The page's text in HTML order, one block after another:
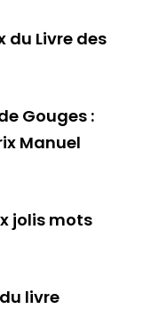
du Livre des
Gouges :
Manuel
jolis mots
livre